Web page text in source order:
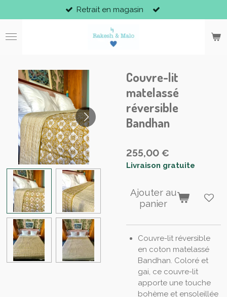
au
contenu
Retrait en magasin
Couvre-lit
matelassé
réversible
Bandhan
255,00 €
Livraison gratuite
Ajouter au
panier
Couvre-lit réversible
en coton matelassé
Bandhan. Coloré et
gai, ce couvre-lit
apporte une touche
bohème et ensoleillée